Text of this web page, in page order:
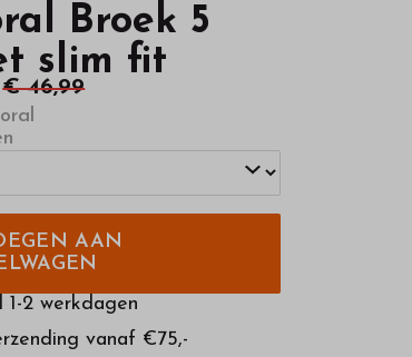
Broek 5
slim fit
€ 46,99
AAN
1-2 werkdagen
vanaf €75,-